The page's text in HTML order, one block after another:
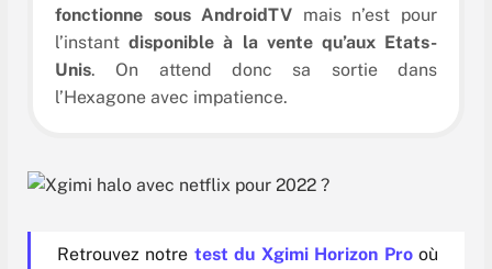
fonctionne sous AndroidTV mais n’est pour
l’instantdisponible à la vente qu’aux Etats-
Unis. On attend donc sa sortie dans
l’Hexagone avec impatience.
Retrouvez notre test du Xgimi Horizon Prooù